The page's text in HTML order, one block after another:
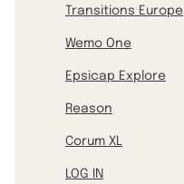
Transitions Europe
Wemo One
Epsicap Explore
Reason
Corum XL
LOG IN